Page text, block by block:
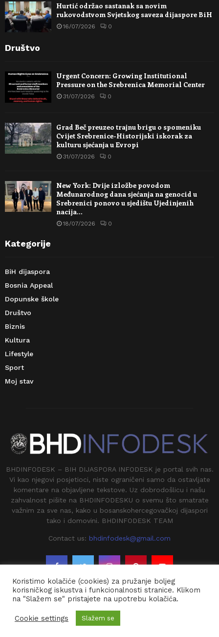
Hurtić održao sastanak sa novim
rukovodstvom Svjetskog saveza dijaspore BiH
16/07/2026 0
Društvo
Urgent Concern: Growing Institutional
Pressure on the Srebrenica Memorial Center
31/07/2026 0
Grad Beč preuzeo trajnu brigu o spomeniku
Cvijet Srebrenice-Historijski iskorak za
kulturu sjećanja u Evropi
31/07/2026 0
New York: Dvije izložbe povodom
Međunarodnog dana sjećanja na genocid u
Srebrenici ponovo u sjedištu Ujedinjenih
nacija…
18/07/2026 0
Kategorije
BiH dijaspora
Bosnia Appeal
Dopunske škole
Društvo
Biznis
Kultura
Lifestyle
Sport
Moj stav
BHDINFODESK – BIH DIJASPORA INFODESK je portal svih nas.
Vi kao njegovi posjetioci, niste ograničeni samo da ostavljate
komentare na objavljene tekstove. Uz dobrodošlicu i našu
zahvalnost pišite na BHDINFODESKU o svemu što smatrate
važnim za sve nas, kako u bosanskohercegovačkoj dijaspori
tako i domovini. BHDINFODESK TEAM
Contact us: bhdinfodesk@gmail.com
@2020 - BHDINFODESK. All Right Reserved.
Koristimo kolačiće (cookies) za pružanje boljeg
korisničkog iskustva i funkcionalnosti stranice. Klikom
na "Slažem se" pristajete na upotrebu kolačića.
Cookie settings Slažem se